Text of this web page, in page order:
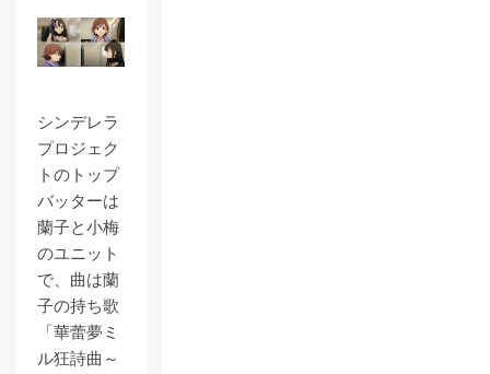
シンデレラ
プロジェク
トのトップ
バッターは
蘭子と小梅
のユニット
で、曲は蘭
子の持ち歌
「華蕾夢ミ
ル狂詩曲～